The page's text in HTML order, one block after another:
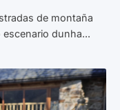
de montaña
dunha...